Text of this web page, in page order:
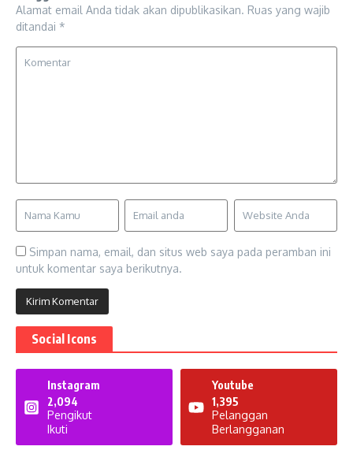
Alamat email Anda tidak akan dipublikasikan. Ruas yang wajib
ditandai *
Simpan nama, email, dan situs web saya pada peramban ini
untuk komentar saya berikutnya.
Social Icons
Instagram
2,094
Pengikut
Ikuti
Youtube
1,395
Pelanggan
Berlangganan